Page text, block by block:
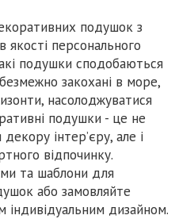
подушок з
якості персонального
подушки сподобаються
закохані в море,
насолоджуватися
подушки - це не
інтер’єру, але і
відпочинку.
та шаблони для
або замовляйте
індивідуальним дизайном.